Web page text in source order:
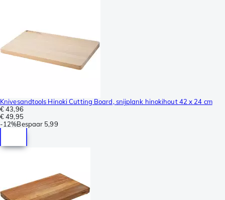
Knivesandtools Hinoki Cutting Board, snijplank hinokihout 42 x 24 cm
€ 43,96
€ 49,95
-12%Bespaar 5,99